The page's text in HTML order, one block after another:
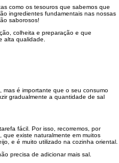
como os tesouros que sabemos que
ingredientes fundamentais nas nossas
saborosos!
colheita e preparação e que
alta qualidade.
mas é importante que o seu consumo
gradualmente a quantidade de sal
fácil. Por isso, recorremos, por
que existe naturalmente em muitos
e é muito utilizado na cozinha oriental.
precisa de adicionar mais sal.